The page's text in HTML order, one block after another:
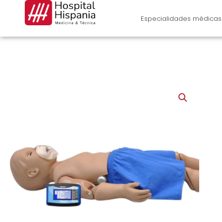
contenido
Especialidades médicas